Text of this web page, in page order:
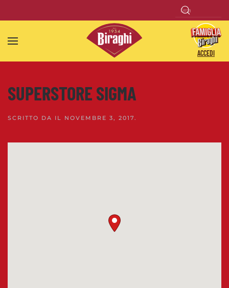
Skip to main content
ACCEDI
SUPERSTORE SIGMA
SCRITTO DA IL NOVEMBRE 3, 2017.